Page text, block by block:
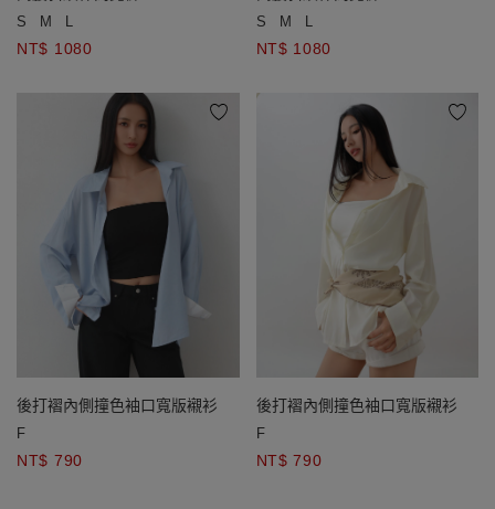
S M L
NT$ 1080
S M L
NT$ 1080
後打褶內側撞色袖口寬版襯衫
F
NT$ 790
後打褶內側撞色袖口寬版襯衫
F
NT$ 790